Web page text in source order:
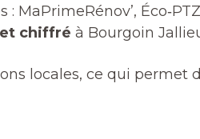
chiffré à Bourgoin
locales, ce qui permet